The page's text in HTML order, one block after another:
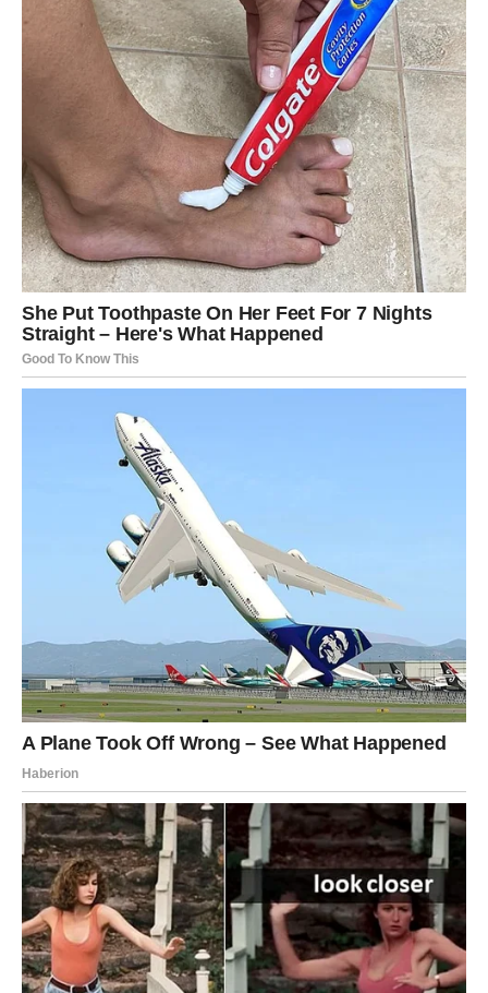
„Pusti ono što te umara. Prihvati ono što te voli.“
3. Neočekivana sreća ili emotivni susret
Rakovi mogu doživeti susret koji deluje sudbinski,
iznenadnu emotivnu iskru ili razgovor koji popravlja
odnos.
Poruka Univerzuma Raku:
„Zaslužuješ mir. I napokon ga dobijaš.“
DEVICA – Veliki energetski
skok, nova vrata i konkretna
prilika koja menja planove
Device će biti među najvećim dobitnicima ovog
trodnevnog perioda, čak i ako se toga u početku ne budu
1. Rešavanje finansija, posla i važnih
projekata
Device se već dugo bore sa osećajem da daju mnogo, a
dobijaju malo. Četvrtak, petak i subota donose ogroman
pomak:
– novi posao
– novčana ponuda
– dobijanje projekta
– napredovanje
– rešenje nekog dugog problema
Device će u ova tri dana shvatiti da se njihov trud isplatio.